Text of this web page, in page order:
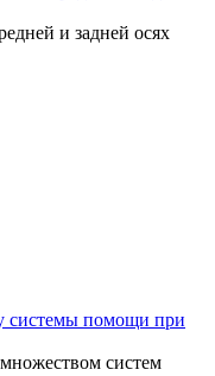
и задней осях
системы помощи при
систем